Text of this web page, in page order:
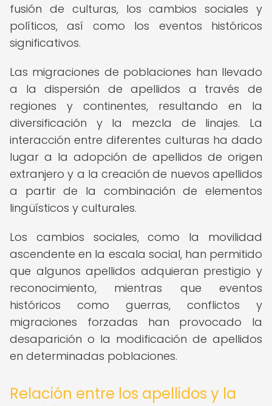
fusión de culturas, los cambios sociales y
políticos, así como los eventos históricos
significativos.
Las migraciones de poblaciones han llevado
a la dispersión de apellidos a través de
regiones y continentes, resultando en la
diversificación y la mezcla de linajes. La
interacción entre diferentes culturas ha dado
lugar a la adopción de apellidos de origen
extranjero y a la creación de nuevos apellidos
a partir de la combinación de elementos
lingüísticos y culturales.
Los cambios sociales, como la movilidad
ascendente en la escala social, han permitido
que algunos apellidos adquieran prestigio y
reconocimiento, mientras que eventos
históricos como guerras, conflictos y
migraciones forzadas han provocado la
desaparición o la modificación de apellidos
en determinadas poblaciones.
Relación entre los apellidos y la